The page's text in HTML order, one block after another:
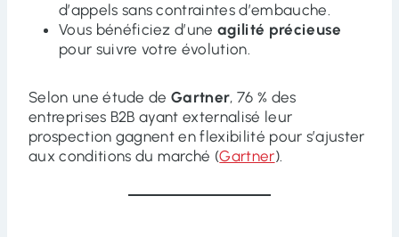
d’appels sans contraintes d’embauche.
Vous bénéficiez d’uneagilité précieuse
pour suivre votre évolution.
Selon une étude deGartner, 76 % des
entreprises B2B ayant externalisé leur
prospection gagnent en flexibilité pour s’ajuster
aux conditions du marché (Gartner).